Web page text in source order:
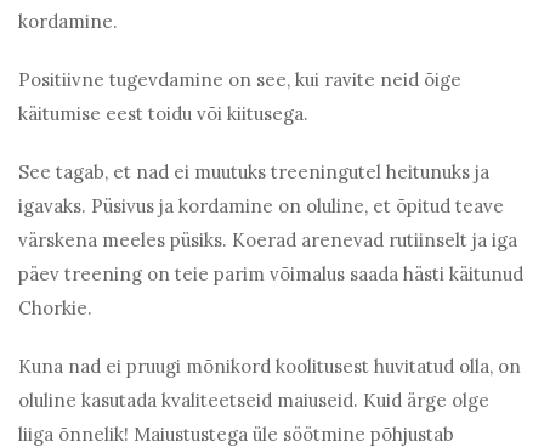
kordamine.
Positiivne tugevdamine on see, kui ravite neid õige
käitumise eest toidu või kiitusega.
See tagab, et nad ei muutuks treeningutel heitunuks ja
igavaks. Püsivus ja kordamine on oluline, et õpitud teave
värskena meeles püsiks. Koerad arenevad rutiinselt ja iga
päev treening on teie parim võimalus saada hästi käitunud
Chorkie.
Kuna nad ei pruugi mõnikord koolitusest huvitatud olla, on
oluline kasutada kvaliteetseid maiuseid. Kuid ärge olge
liiga õnnelik! Maiustustega üle söötmine põhjustab